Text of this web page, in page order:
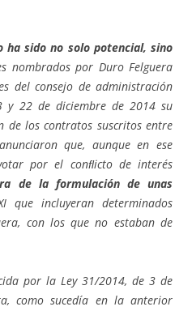
ha sido no solo potencial, sino
nombrados por Duro Felguera
del consejo de administración
y 22 de diciembre de 2014 su
de los contratos suscritos entre
que, aunque en ese
por el conﬂicto de interés
de la formulación de unas
que incluyeran determinados
con los que no estaban de
por la Ley 31/2014, de 3 de
como sucedía en la anterior